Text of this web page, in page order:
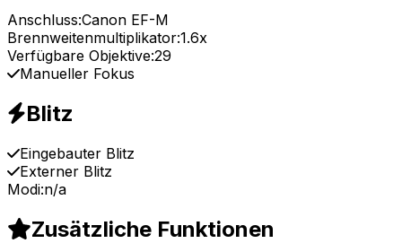
Anschluss:Canon EF-M
Brennweitenmultiplikator:1.6x
Verfügbare Objektive:29
Manueller Fokus
Blitz
Eingebauter Blitz
Externer Blitz
Modi:n/a
Zusätzliche Funktionen